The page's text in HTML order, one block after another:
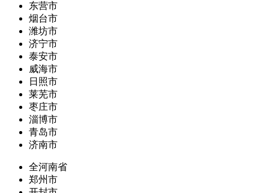
东营市
烟台市
潍坊市
济宁市
泰安市
威海市
日照市
莱芜市
枣庄市
淄博市
青岛市
济南市
全河南省
郑州市